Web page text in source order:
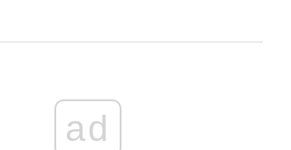
ad